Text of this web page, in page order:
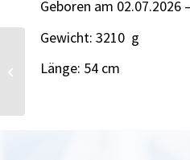
Geboren am 02.07.2026
Gewicht: 3210 g
Länge: 54 cm
Malia